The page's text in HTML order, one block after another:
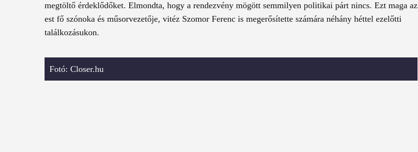
megtöltő érdeklődőket. Elmondta, hogy a rendezvény mögött semmilyen politikai párt nincs. Ezt maga az
est fő szónoka és műsorvezetője, vitéz Szomor Ferenc is megerősítette számára néhány héttel ezelőtti
találkozásukon.
Fotó: Closer.hu